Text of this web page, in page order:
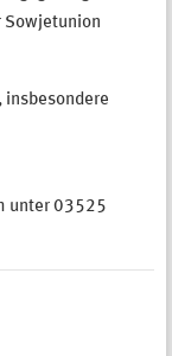
Sowjetunion
insbesondere
unter 03525